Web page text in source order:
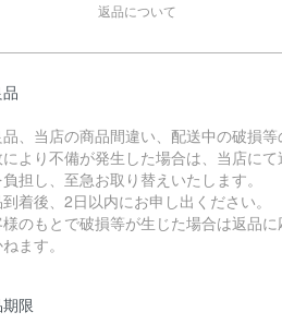
返品について
、当店の商品間違い、配送中の破損等
より不備が発生した場合は、当店にて
担し、至急お取り替えいたします。
着後、2日以内にお申し出ください。
様のもとで破損等が生じた場合は返品に
ます。
限